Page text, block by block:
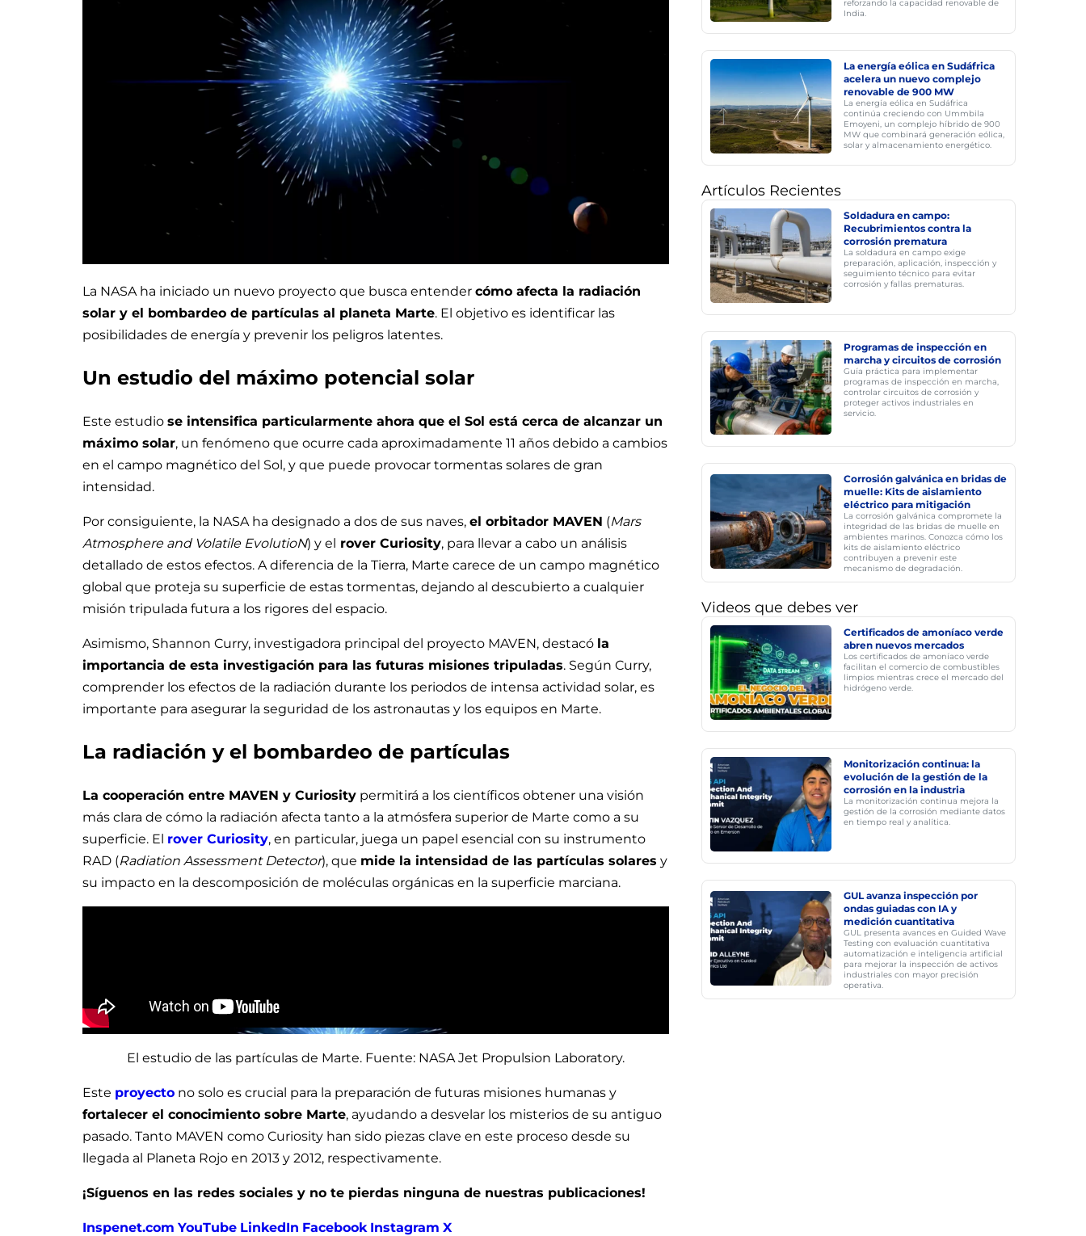
La NASA ha iniciado un nuevo proyecto que busca entender cómo afecta la radiación
solar y el bombardeo de partículas al planeta Marte. El objetivo es identificar las
posibilidades de energía y prevenir los peligros latentes.
Un estudio del máximo potencial solar
Este estudio se intensifica particularmente ahora que el Sol está cerca de alcanzar un
máximo solar, un fenómeno que ocurre cada aproximadamente 11 años debido a cambios
en el campo magnético del Sol, y que puede provocar tormentas solares de gran
intensidad.
Por consiguiente, la NASA ha designado a dos de sus naves, el orbitador MAVEN (Mars
Atmosphere and Volatile EvolutioN) y el rover Curiosity, para llevar a cabo un análisis
detallado de estos efectos. A diferencia de la Tierra, Marte carece de un campo magnético
global que proteja su superficie de estas tormentas, dejando al descubierto a cualquier
misión tripulada futura a los rigores del espacio.
Asimismo, Shannon Curry, investigadora principal del proyecto MAVEN, destacó la
importancia de esta investigación para las futuras misiones tripuladas. Según Curry,
comprender los efectos de la radiación durante los periodos de intensa actividad solar, es
importante para asegurar la seguridad de los astronautas y los equipos en Marte.
La radiación y el bombardeo de partículas
La cooperación entre MAVEN y Curiosity permitirá a los científicos obtener una visión
más clara de cómo la radiación afecta tanto a la atmósfera superior de Marte como a su
superficie. El rover Curiosity, en particular, juega un papel esencial con su instrumento
RAD (Radiation Assessment Detector), que mide la intensidad de las partículas solares y
su impacto en la descomposición de moléculas orgánicas en la superficie marciana.
El estudio de las partículas de Marte. Fuente: NASA Jet Propulsion Laboratory.
Este proyecto no solo es crucial para la preparación de futuras misiones humanas y
fortalecer el conocimiento sobre Marte, ayudando a desvelar los misterios de su antiguo
pasado. Tanto MAVEN como Curiosity han sido piezas clave en este proceso desde su
llegada al Planeta Rojo en 2013 y 2012, respectivamente.
¡Síguenos en las redes sociales y no te pierdas ninguna de nuestras publicaciones!
Inspenet.com YouTube LinkedIn Facebook Instagram X
reforzando la capacidad renovable de
India.
La energía eólica en Sudáfrica
acelera un nuevo complejo
renovable de 900 MW
La energía eólica en Sudáfrica
continúa creciendo con Ummbila
Emoyeni, un complejo híbrido de 900
MW que combinará generación eólica,
solar y almacenamiento energético.
Artículos Recientes
Soldadura en campo:
Recubrimientos contra la
corrosión prematura
La soldadura en campo exige
preparación, aplicación, inspección y
seguimiento técnico para evitar
corrosión y fallas prematuras.
Programas de inspección en
marcha y circuitos de corrosión
Guía práctica para implementar
programas de inspección en marcha,
controlar circuitos de corrosión y
proteger activos industriales en
servicio.
Corrosión galvánica en bridas de
muelle: Kits de aislamiento
eléctrico para mitigación
La corrosión galvánica compromete la
integridad de las bridas de muelle en
ambientes marinos. Conozca cómo los
kits de aislamiento eléctrico
contribuyen a prevenir este
mecanismo de degradación.
Videos que debes ver
Certificados de amoníaco verde
abren nuevos mercados
Los certificados de amoníaco verde
facilitan el comercio de combustibles
limpios mientras crece el mercado del
hidrógeno verde.
Monitorización continua: la
evolución de la gestión de la
corrosión en la industria
La monitorización continua mejora la
gestión de la corrosión mediante datos
en tiempo real y analítica.
GUL avanza inspección por
ondas guiadas con IA y
medición cuantitativa
GUL presenta avances en Guided Wave
Testing con evaluación cuantitativa
automatización e inteligencia artificial
para mejorar la inspección de activos
industriales con mayor precisión
operativa.